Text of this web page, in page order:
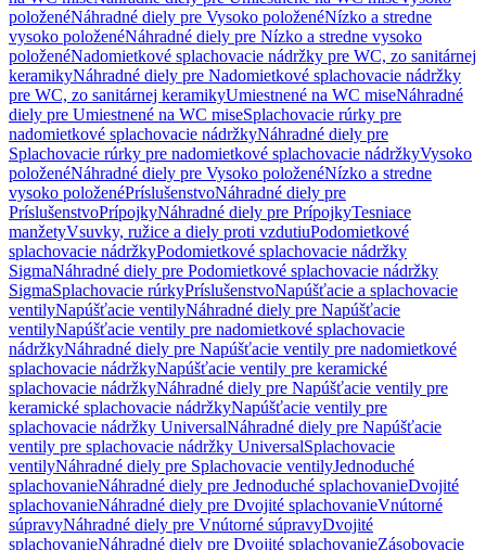
položenéNáhradné diely pre Vysoko položenéNízko a stredne
vysoko položenéNáhradné diely pre Nízko a stredne vysoko
položenéNadomietkové splachovacie nádržky pre WC, zo sanitárnej
keramikyNáhradné diely pre Nadomietkové splachovacie nádržky
pre WC, zo sanitárnej keramikyUmiestnené na WC miseNáhradné
diely pre Umiestnené na WC miseSplachovacie rúrky pre
nadomietkové splachovacie nádržkyNáhradné diely pre
Splachovacie rúrky pre nadomietkové splachovacie nádržkyVysoko
položenéNáhradné diely pre Vysoko položenéNízko a stredne
vysoko položenéPríslušenstvoNáhradné diely pre
PríslušenstvoPrípojkyNáhradné diely pre PrípojkyTesniace
manžetyVsuvky, ružice a diely proti vzdutiuPodomietkové
splachovacie nádržkyPodomietkové splachovacie nádržky
SigmaNáhradné diely pre Podomietkové splachovacie nádržky
SigmaSplachovacie rúrkyPríslušenstvoNapúšťacie a splachovacie
ventilyNapúšťacie ventilyNáhradné diely pre Napúšťacie
ventilyNapúšťacie ventily pre nadomietkové splachovacie
nádržkyNáhradné diely pre Napúšťacie ventily pre nadomietkové
splachovacie nádržkyNapúšťacie ventily pre keramické
splachovacie nádržkyNáhradné diely pre Napúšťacie ventily pre
keramické splachovacie nádržkyNapúšťacie ventily pre
splachovacie nádržky UniversalNáhradné diely pre Napúšťacie
ventily pre splachovacie nádržky UniversalSplachovacie
ventilyNáhradné diely pre Splachovacie ventilyJednoduché
splachovanieNáhradné diely pre Jednoduché splachovanieDvojité
splachovanieNáhradné diely pre Dvojité splachovanieVnútorné
súpravyNáhradné diely pre Vnútorné súpravyDvojité
splachovanieNáhradné diely pre Dvojité splachovanieZásobovacie